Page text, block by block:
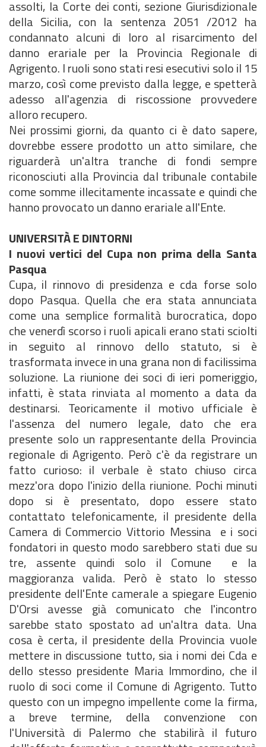
assolti, la Corte dei conti, sezione Giurisdizionale
della Sicilia, con la sentenza 2051 /2012 ha
condannato alcuni di loro al risarcimento del
danno erariale per la Provincia Regionale di
Agrigento. I ruoli sono stati resi esecutivi solo il 15
marzo, così come previsto dalla legge, e spetterà
adesso all'agenzia di riscossione provvedere
alloro recupero.
Nei prossimi giorni, da quanto ci è dato sapere,
dovrebbe essere prodotto un atto similare, che
riguarderà un'altra tranche di fondi sempre
riconosciuti alla Provincia dal tribunale contabile
come somme illecitamente incassate e quindi che
hanno provocato un danno erariale all'Ente.
UNIVERSITÀ E DINTORNI
I nuovi vertici del Cupa non prima della Santa
Pasqua
Cupa, il rinnovo di presidenza e cda forse solo
dopo Pasqua. Quella che era stata annunciata
come una semplice formalità burocratica, dopo
che venerdì scorso i ruoli apicali erano stati sciolti
in seguito al rinnovo dello statuto, si è
trasformata invece in una grana non di facilissima
soluzione. La riunione dei soci di ieri pomeriggio,
infatti, è stata rinviata al momento a data da
destinarsi. Teoricamente il motivo ufficiale è
l'assenza del numero legale, dato che era
presente solo un rappresentante della Provincia
regionale di Agrigento. Però c'è da registrare un
fatto curioso: il verbale è stato chiuso circa
mezz'ora dopo l'inizio della riunione. Pochi minuti
dopo si è presentato, dopo essere stato
contattato telefonicamente, il presidente della
Camera di Commercio Vittorio Messina  e i soci
fondatori in questo modo sarebbero stati due su
tre, assente quindi solo il Comune  e la
maggioranza valida. Però è stato lo stesso
presidente dell'Ente camerale a spiegare Eugenio
D'Orsi avesse già comunicato che l'incontro
sarebbe stato spostato ad un'altra data. Una
cosa è certa, il presidente della Provincia vuole
mettere in discussione tutto, sia i nomi dei Cda e
dello stesso presidente Maria Immordino, che il
ruolo di soci come il Comune di Agrigento. Tutto
questo con un impegno impellente come la firma,
a breve termine, della convenzione con
l'Università di Palermo che stabilirà il futuro